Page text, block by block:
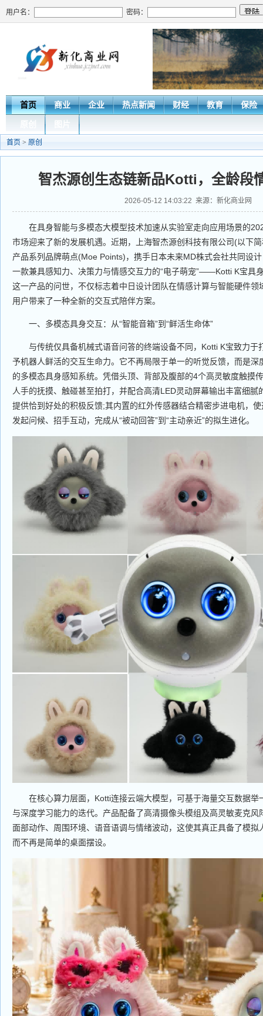
用户名： 密码：
首页 商业 企业 热点新闻 财经 教育 保险
原创 图片
首页 > 原创
智杰源创生态链新品Kotti，全龄段
2026-05-12 14:03:22 来源：新化商业网
在具身智能与多模态大模型技术加速从实验室走向应用场景的
市场迎来了新的发展机遇。近期，上海智杰源创科技有限公司(以下
产品系列品牌萌点(Moe Points)，携手日本未来MD株式会社共同设
一款兼具感知力、决策力与情感交互力的“电子萌宠”——Kotti K宝具
这一产品的问世，不仅标志着中日设计团队在情感计算与智能硬件领
用户带来了一种全新的交互式陪伴方案。
一、多模态具身交互：从“智能音箱”到“鲜活生命体”
与传统仅具备机械式语音问答的终端设备不同，Kotti K宝致力于
予机器人鲜活的交互生命力。它不再局限于单一的听觉反馈，而是深
的多模态具身感知系统。凭借头顶、背部及腹部的4个高灵敏度触摸
人手的抚摸、触碰甚至拍打，并配合高清LED灵动屏幕输出丰富细腻
提供恰到好处的积极反馈;其内置的红外传感器结合精密步进电机，使
发起问候、招手互动，完成从“被动回答”到“主动亲近”的拟生进化。
在核心算力层面，Kotti连接云端大模型，可基于海量交互数据举
与深度学习能力的迭代。产品配备了高清摄像头模组及高灵敏麦克风
面部动作、周围环境、语音语调与情绪波动，这使其真正具备了模拟
而不再是简单的桌面摆设。